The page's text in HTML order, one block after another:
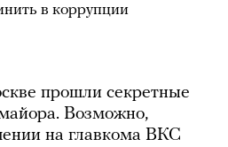
в коррупции
прошли секретные
Возможно,
на главкома ВКС